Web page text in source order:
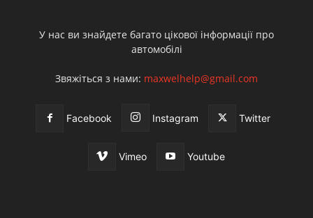
У нас ви знайдете багато цікової інформації про
автомобілі
Звяжіться з нами: maxwelhelp@gmail.com
Facebook Instagram Twitter
Vimeo Youtube